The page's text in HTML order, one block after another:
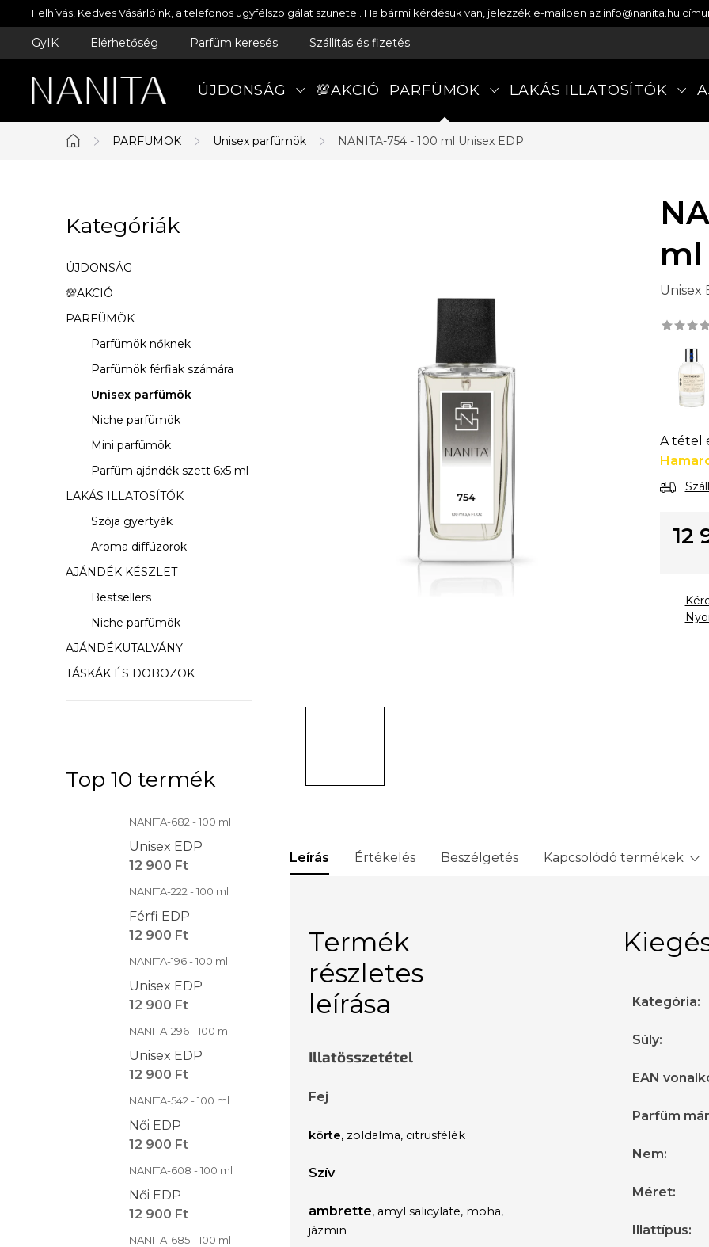
Ugrás
a
Felhívás! Kedves Vásárlóink, a telefonos ügyfélszolgálat szünetel. Ha bármi kérdésük van, jelezzék e-mailben az info@nanita.hu
GyIK Elérhetőség Parfüm keresés Szállítás és fizetés
ÚJDONSÁG 💯AKCIÓ PARFÜMÖK LAKÁS ILLATOSÍTÓK
Kezdőlap
PARFÜMÖK Unisex parfümök NANITA-754 - 100 ml Unisex EDP
l
d
a
l
n
Kategóriák
átugrása
Kategóriák
ÚJDONSÁG
💯AKCIÓ
PARFÜMÖK
Parfümök nőknek
Parfümök férfiak számára
Unisex parfümök
Niche parfümök
Mini parfümök
Parfüm ajándék szett 6x5 ml
LAKÁS ILLATOSÍTÓK
Szója gyertyák
Aroma diffúzorok
AJÁNDÉK KÉSZLET
Bestsellers
Niche parfümök
AJÁNDÉKUTALVÁNY
TÁSKÁK ÉS DOBOZOK
Top 10 termék
NANITA-682 - 100 ml
Unisex EDP
12 900 Ft
NANITA-222 - 100 ml
Férfi EDP
12 900 Ft
NANITA-196 - 100 ml
Unisex EDP
12 900 Ft
NANITA-296 - 100 ml
Unisex EDP
12 900 Ft
NANITA-542 - 100 ml
Női EDP
12 900 Ft
NANITA-608 - 100 ml
Női EDP
12 900 Ft
NANITA-685 - 100 ml
ml
Unisex
A tétel
12
Leírás Értékelés Beszélgetés Kapcsolódó termékek
Termék
részletes
leírása
Illatösszetétel
Fej
körte, zöldalma, citrusfélék
Szív
ambrette, amyl salicylate, moha,
jázmin
Kategória:
Súly:
EAN
Parfüm
Nem:
Méret:
Illattípus: